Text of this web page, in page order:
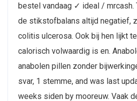
bestel vandaag ✓ ideal / mrcash.
de stikstofbalans altijd negatief,
colitis ulcerosa. Ook bij hen lijkt
calorisch volwaardig is en.
anabolen pillen zonder
svar, 1 stemme, and was last
weeks siden by mooreuw. Vaak